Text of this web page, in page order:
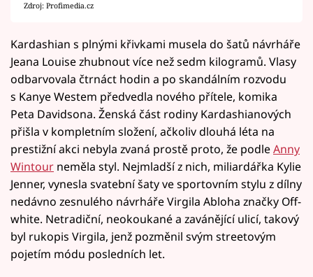
Zdroj: Profimedia.cz
Kardashian s plnými křivkami musela do šatů návrháře
Jeana Louise zhubnout více než sedm kilogramů. Vlasy
odbarvovala čtrnáct hodin a po skandálním rozvodu
s Kanye Westem předvedla nového přítele, komika
Peta Davidsona. Ženská část rodiny Kardashianových
přišla v kompletním složení, ačkoliv dlouhá léta na
prestižní akci nebyla zvaná prostě proto, že podleAnny
Wintour neměla styl. Nejmladší z nich, miliardářka Kylie
Jenner, vynesla svatební šaty ve sportovním stylu z dílny
nedávno zesnulého návrháře Virgila Abloha značky Off-
white. Netradiční, neokoukané a zavánějící ulicí, takový
byl rukopis Virgila, jenž pozměnil svým streetovým
pojetím módu posledních let.